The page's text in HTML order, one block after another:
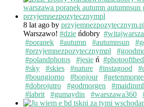
8 lat ago by przyjemnezpozytecznym.pl
Warszawo! #dzie ńdobry
#poranek
#autumn #autumnsun
#przyjemnezpozytecznympl
#polandphotos
#jesie ń
#sky
#skies #nature #instagood
#boungiorno
#bonjour
#dobrojutro
#godmorgen
#labrit
#gumaydin #warszawa360